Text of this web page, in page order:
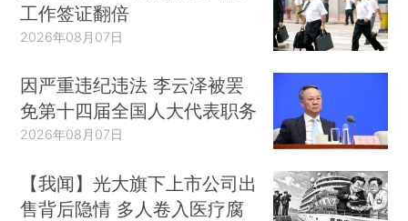
工作签证翻倍
2026年08月07日
因严重违纪违法 李云泽被罢
免第十四届全国人大代表职务
2026年08月07日
【我闻】光大旗下上市公司出
售背后隐情 多人卷入医疗腐